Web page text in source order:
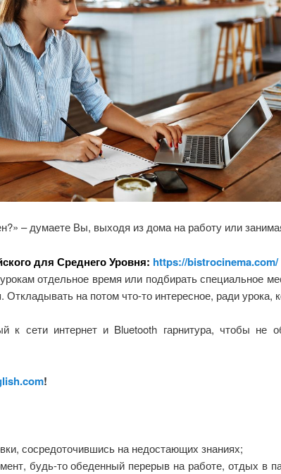
– думаете Вы, выходя из дома на работу или
для Среднего Уровня: https://bistrocinema.com/
отдельное время или подбирать специальное
на потом что-то интересное, ради урока,
к сети интернет и Bluetooth гарнитура, чтобы
!
сосредоточившись на недостающих знаниях;
будь-то обеденный перерыв на работе, отдых в